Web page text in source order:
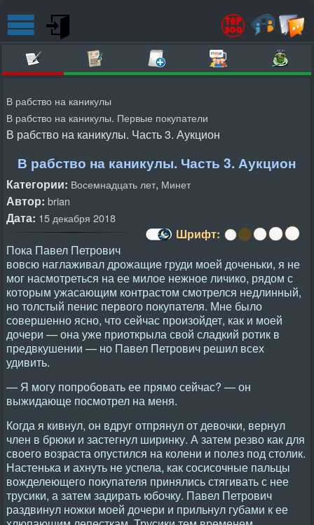
В рабство на каникулы
В рабство на каникулы. Первые покупатели
В рабство на каникулы. Часть 3. Аукцион
В рабство на каникулы. Часть 3. Аукцион
Категории: Восемнадцать лет, Минет
Автор: brian
Дата: 15 декабря 2018
Шрифт:
Пока Павел Петрович
вовсю наглаживал дрожащие груди моей доченьки, я не
мог насмотреться на ее милое нежное личико, рядом с
которым ужасающим контрастом смотрелся недлинный,
но толстый пенис первого покупателя. Мне было
совершенно ясно, что сейчас произойдет, как и моей
дочери — она уже приоткрыла свой сладкий ротик в
предвкушении — но Павел Петрович решил всех
удивить.
— Я могу попробовать ее прямо сейчас? — он
выжидающе посмотрел на меня.
Когда я кивнул, он вдруг отпрянул от девочки, вернул
член в брюки и застегнул ширинку. А затем резво как для
своего возраста опустился на колени и полез под столик.
Настенька и ахнуть не успела, как сосисочные пальцы
вожделеющего покупателя принялись стягивать с нее
трусики, а затем задирать юбочку. Павел Петрович
раздвинул ножки моей дочери и прильнул губами к ее